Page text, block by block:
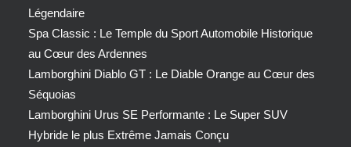
Légendaire
Spa Classic : Le Temple du Sport Automobile Historique
au Cœur des Ardennes
Lamborghini Diablo GT : Le Diable Orange au Cœur des
Séquoias
Lamborghini Urus SE Performante : Le Super SUV
Hybride le plus Extrême Jamais Conçu